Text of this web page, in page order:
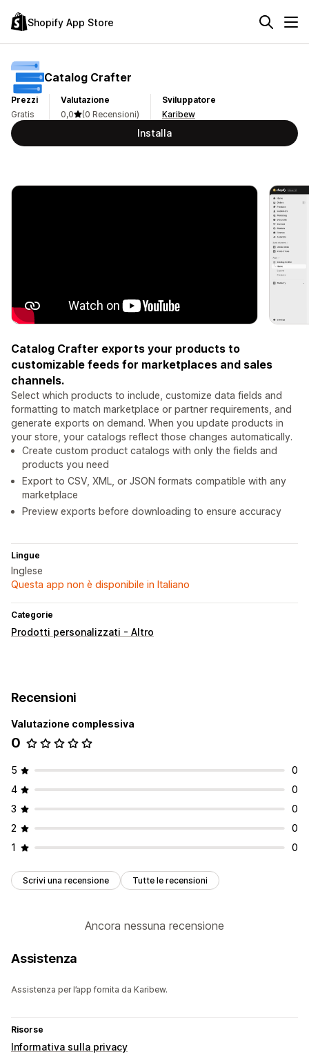
Shopify App Store
Catalog Crafter
Prezzi
Gratis
Valutazione
0,0
(0 Recensioni)
Sviluppatore
Karibew
Installa
Catalog Crafter exports your products to
customizable feeds for marketplaces and sales
channels.
Select which products to include, customize data fields and
formatting to match marketplace or partner requirements, and
generate exports on demand. When you update products in
your store, your catalogs reflect those changes automatically.
Create custom product catalogs with only the fields and
products you need
Export to CSV, XML, or JSON formats compatible with any
marketplace
Preview exports before downloading to ensure accuracy
Lingue
Inglese
Questa app non è disponibile in Italiano
Categorie
Prodotti personalizzati - Altro
Recensioni
Valutazione complessiva
0
5
0
4
0
3
0
2
0
1
0
Scrivi una recensione Tutte le recensioni
Ancora nessuna recensione
Assistenza
Assistenza per l’app fornita da Karibew.
Risorse
Informativa sulla privacy